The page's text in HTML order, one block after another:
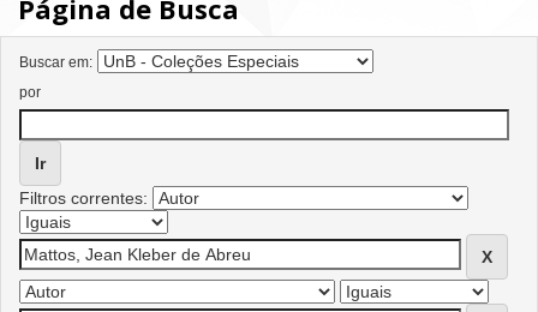
Página de Busca
Buscar em:
por
Filtros correntes: